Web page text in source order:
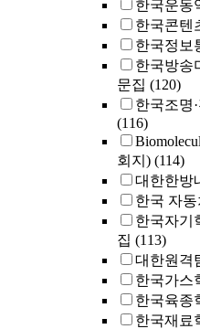
한국운동
한국콘텐
한국정보
한국방송
문집 (120)
한국조명
(116)
회지) (114)
대한한방
한국 자
한국자기
집 (113)
대한원격
한국가스
한국육종
한국재료